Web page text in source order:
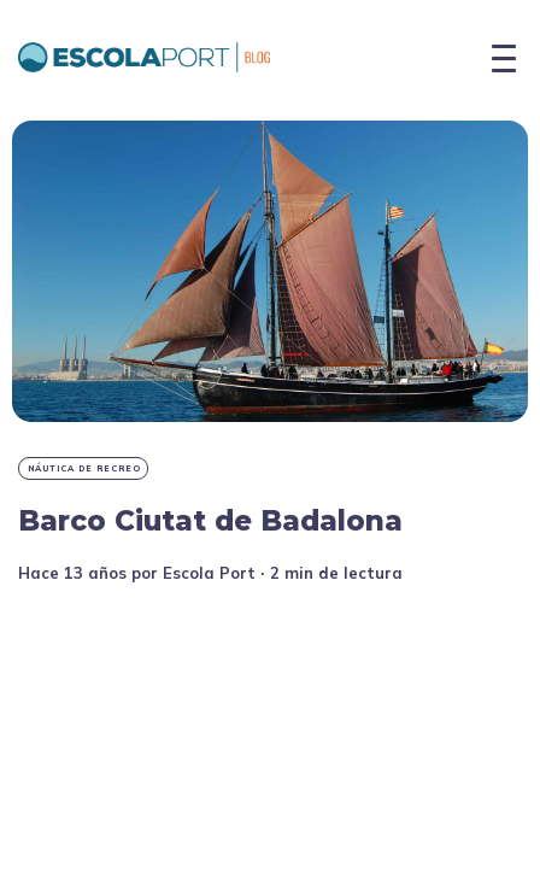
NÁUTICA DE RECREO
Barco Ciutat de Badalona
hace 13 años por Escola Port ∙ 2 min de lectura